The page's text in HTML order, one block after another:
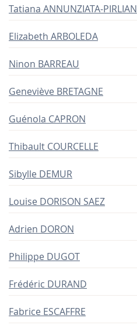
Tatiana ANNUNZIATA-PIRLIAN
Elizabeth ARBOLEDA
Ninon BARREAU
Geneviève BRETAGNE
Guénola CAPRON
Thibault COURCELLE
Sibylle DEMUR
Louise DORISON SAEZ
Adrien DORON
Philippe DUGOT
Frédéric DURAND
Fabrice ESCAFFRE